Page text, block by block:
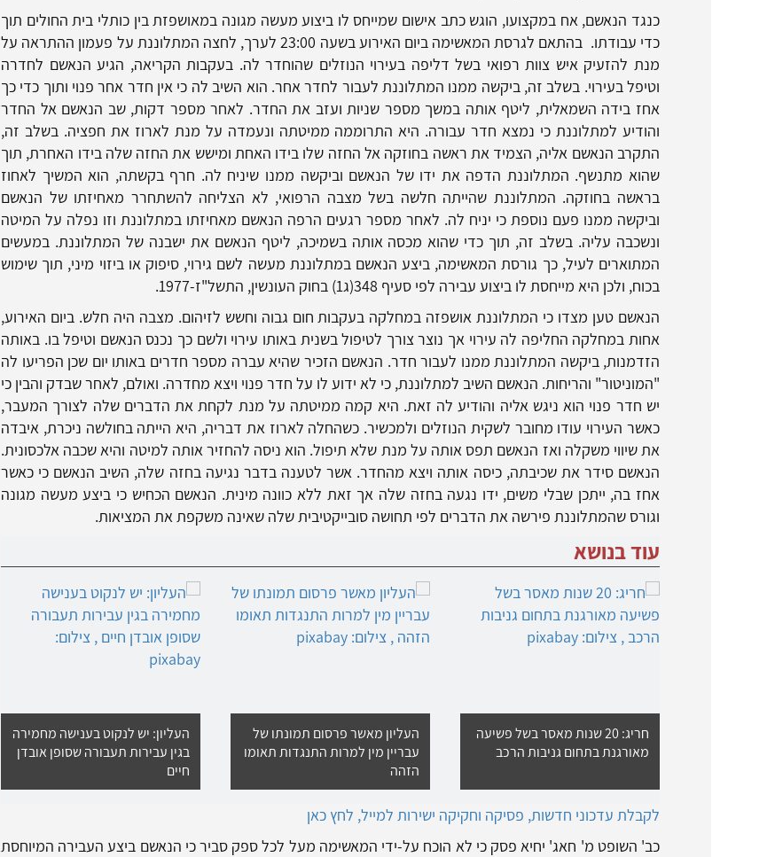
כנגד הנאשם, אח במקצועו, הוגש כתב אישום שמייחס לו ביצוע מעשה מגונה במאושפזת בין כותלי בית החולים תוך
כדי עבודתו. בהתאם לגרסת המאשימה ביום האירוע בשעה 23:00 לערך, לחצה המתלוננת על פעמון ההתראה על
מנת להזעיק איש צוות רפואי בשל דליפה בעירוי הנוזלים שהוחדר לה. בעקבות הקריאה, הגיע הנאשם לחדרה
וטיפל בעירוי. בשלב זה, ביקשה ממנו המתלוננת לעבור לחדר אחר. הוא השיב לה כי אין חדר אחר פנוי ותוך כדי כך
אחז בידה השמאלית, ליטף אותה במשך מספר שניות ועזב את החדר. לאחר מספר דקות, שב הנאשם אל החדר
והודיע למתלוננת כי נמצא חדר עבורה. היא התרוממה ממיטתה ונעמדה על מנת לארוז את חפציה. בשלב זה,
התקרב הנאשם אליה, הצמיד את ראשה בחוזקה אל החזה שלו בידו האחת ומישש את החזה שלה בידו האחרת, תוך
שהוא מתנשף. המתלוננת הדפה את ידו של הנאשם וביקשה ממנו שיניח לה. חרף בקשתה, הוא המשיך לאחוז
בראשה בחוזקה. המתלוננת שהייתה חלשה בשל מצבה הרפואי, לא הצליחה להשתחרר מאחיזתו של הנאשם
וביקשה ממנו פעם נוספת כי יניח לה. לאחר מספר רגעים הרפה הנאשם מאחיזתו במתלוננת וזו נפלה על המיטה
ונשכבה עליה. בשלב זה, תוך כדי שהוא מכסה אותה בשמיכה, ליטף הנאשם את ישבנה של המתלוננת. במעשים
המתוארים לעיל, כך גורסת המאשימה, ביצע הנאשם במתלוננת מעשה לשם גירוי, סיפוק או ביזוי מיני, תוך שימוש
בכוח, ולכן היא מייחסת לו ביצוע עבירה לפי סעיף 348(ג1) בחוק העונשין, התשל"ז-1977.
הנאשם טען מצדו כי המתלוננת אושפזה במחלקה בעקבות חום גבוה וחשש לזיהום. מצבה היה חלש. ביום האירוע,
אחות במחלקה החליפה לה עירוי אך נוצר צורך לטיפול בשנית באותו עירוי ולשם כך נכנס הנאשם וטיפל בו. באותה
הזדמנות, ביקשה המתלוננת ממנו לעבור חדר. הנאשם הזכיר שהיא עברה מספר חדרים באותו יום שכן הפריעו לה
"המוניטור" והריחות. הנאשם השיב למתלוננת, כי לא ידוע לו על חדר פנוי ויצא מחדרה. ואולם, לאחר שבדק והבין כי
יש חדר פנוי הוא ניגש אליה והודיע לה זאת. היא קמה ממיטתה על מנת לקחת את הדברים שלה לצורך המעבר,
כאשר העירוי עודו מחובר לשקית הנוזלים ולמכשיר. כשהחלה לארוז את דבריה, היא הייתה בחולשה ניכרת, איבדה
את שיווי משקלה ואז הנאשם תפס אותה על מנת שלא תיפול. הוא ניסה להחזיר אותה למיטה והיא שכבה אלכסונית.
הנאשם סידר את שכיבתה, כיסה אותה ויצא מהחדר. אשר לטענה בדבר נגיעה בחזה שלה, השיב הנאשם כי כאשר
אחז בה, ייתכן שבלי משים, ידו נגעה בחזה שלה אך זאת ללא כוונה מינית. הנאשם הכחיש כי ביצע מעשה מגונה
וגורס שהמתלוננת פירשה את הדברים לפי תחושה סובייקטיבית שלה שאינה משקפת את המציאות.
עוד בנושא
חריג: 20 שנות מאסר בשל פשיעה
מאורגנת בתחום גניבות הרכב
העליון מאשר פרסום תמונתו של
עבריין מין למרות התנגדות תאומו
הזהה
העליון: יש לנקוט בענישה מחמירה
בגין עבירות תעבורה שסופן אובדן
חיים
לקבלת עדכוני חדשות, פסיקה וחקיקה ישירות למייל, לחץ כאן
כב' השופט מ' חאג' יחיא פסק כי לא הוכח על-ידי המאשימה מעל לכל ספק סביר כי הנאשם ביצע העבירה המיוחסת